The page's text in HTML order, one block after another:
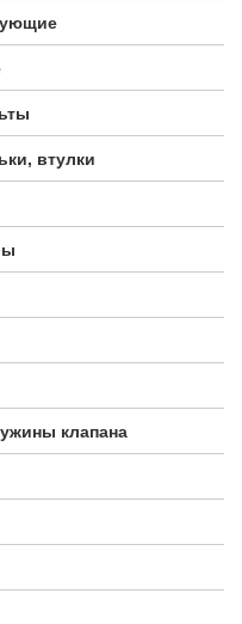
втулки
клапана